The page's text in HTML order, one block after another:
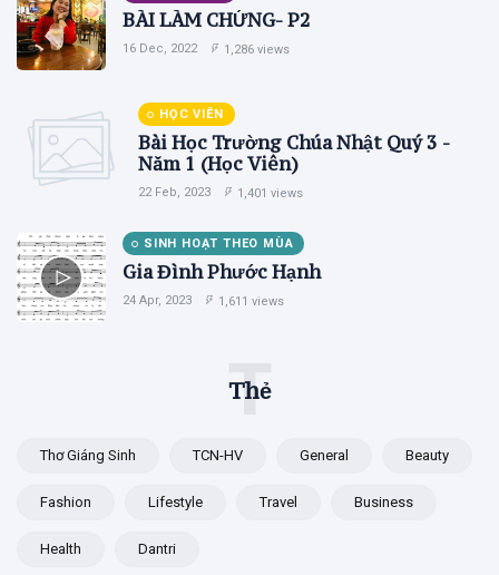
BÀI LÀM CHỨNG- P2
16 Dec, 2022 1,286 views
HỌC VIÊN
Bài Học Trường Chúa Nhật Quý 3 -
Năm 1 (Học Viên)
22 Feb, 2023 1,401 views
SINH HOẠT THEO MÙA
Gia Đình Phước Hạnh
24 Apr, 2023 1,611 views
Thẻ
T
Thơ Giáng Sinh TCN-HV General Beauty
Fashion Lifestyle Travel Business
Health Dantri